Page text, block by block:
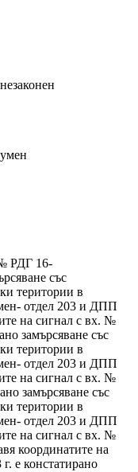
РДГ 16-
със
територии в
отдел 203 и ДПП
на сигнал с вх. №
замърсяване със
територии в
отдел 203 и ДПП
на сигнал с вх. №
замърсяване със
територии в
отдел 203 и ДПП
на сигнал с вх. №
координатите на
е констатирано